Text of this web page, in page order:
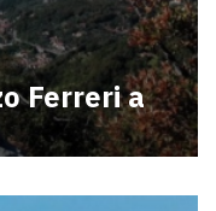
Ferreri a